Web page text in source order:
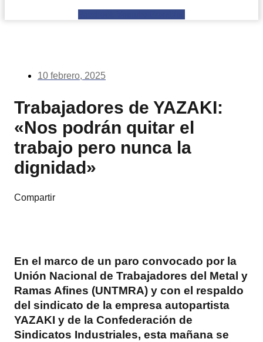
10 febrero, 2025
Trabajadores de YAZAKI:
«Nos podrán quitar el
trabajo pero nunca la
dignidad»
Compartir
En el marco de un paro convocado por la
Unión Nacional de Trabajadores del Metal y
Ramas Afines (UNTMRA) y con el respaldo
del sindicato de la empresa autopartista
YAZAKI y de la Confederación de
Sindicatos Industriales, esta mañana se